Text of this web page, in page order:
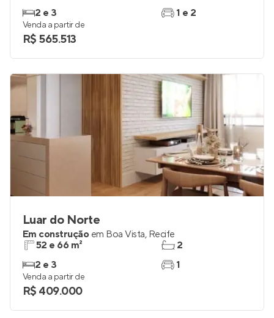
2 e 3
1 e 2
Venda a partir de
R$ 565.513
Luar do Norte
Em construção em Boa Vista, Recife
52 e 66 m²
2 e 3
2
1
Venda a partir de
R$ 409.000